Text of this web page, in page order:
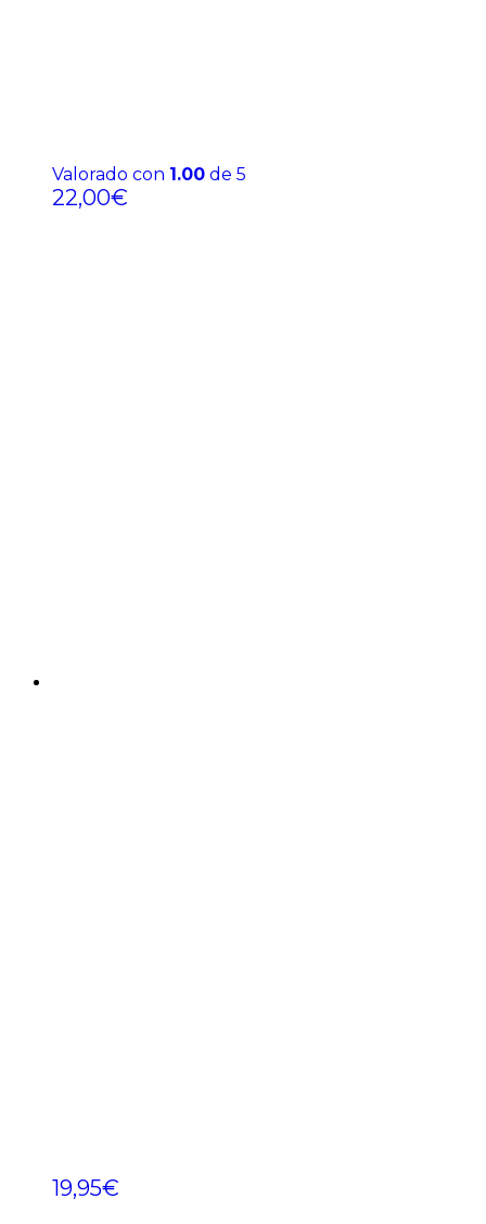
Valorado con 1.00 de 5
22,00€
19,95€